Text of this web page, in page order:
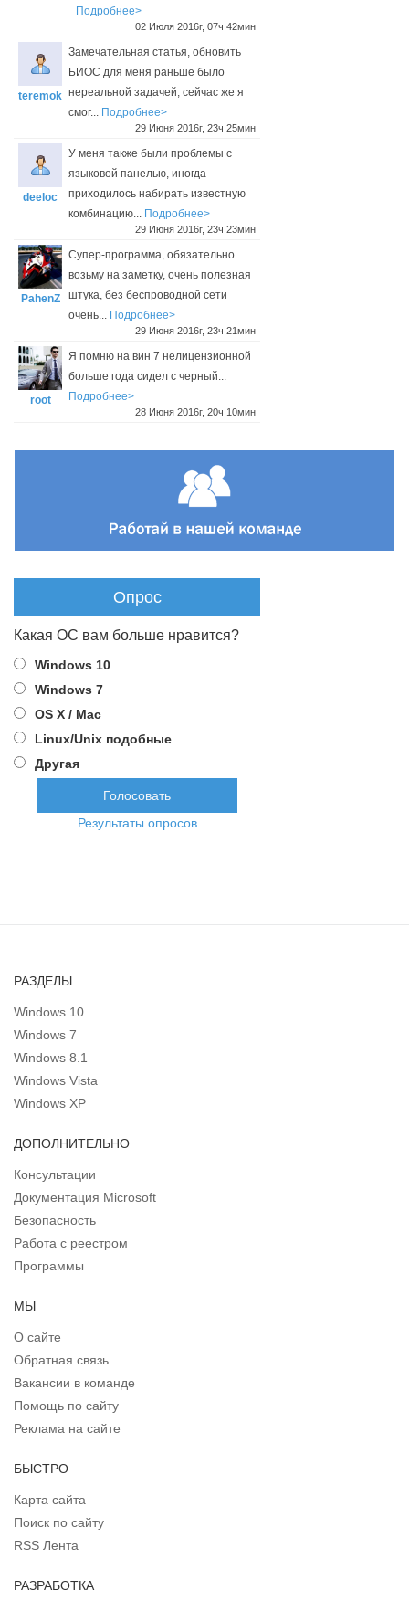
Подробнее>
02 Июля 2016г, 07ч 42мин
teremok
Замечательная статья, обновить
БИОС для меня раньше было
нереальной задачей, сейчас же я
смог... Подробнее>
29 Июня 2016г, 23ч 25мин
deeloc
У меня также были проблемы с
языковой панелью, иногда
приходилось набирать известную
комбинацию... Подробнее>
29 Июня 2016г, 23ч 23мин
PahenZ
Супер-программа, обязательно
возьму на заметку, очень полезная
штука, без беспроводной сети
очень... Подробнее>
29 Июня 2016г, 23ч 21мин
root
Я помню на вин 7 нелицензионной
больше года сидел с черный...
Подробнее>
28 Июня 2016г, 20ч 10мин
Опрос
Какая ОС вам больше нравится?
Windows 10
Windows 7
OS X / Mac
Linux/Unix подобные
Другая
Результаты опросов
РАЗДЕЛЫ
Windows 10
Windows 7
Windows 8.1
Windows Vista
Windows XP
ДОПОЛНИТЕЛЬНО
Консультации
Документация Microsoft
Безопасность
Работа с реестром
Программы
МЫ
О сайте
Обратная связь
Вакансии в команде
Помощь по сайту
Реклама на сайте
БЫСТРО
Карта сайта
Поиск по сайту
RSS Лента
РАЗРАБОТКА